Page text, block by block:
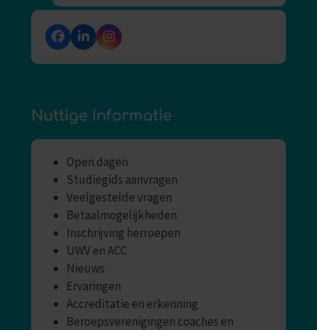
Facebook
LinkedInInstagram
Nuttige informatie
Open dagen
Studiegids aanvragen
Veelgestelde vragen
Betaalmogelijkheden
Inschrijving herroepen
UWV en ACC
Nieuws
Ervaringen
Accreditatie en erkenning
Beroepsverenigingen coaches en